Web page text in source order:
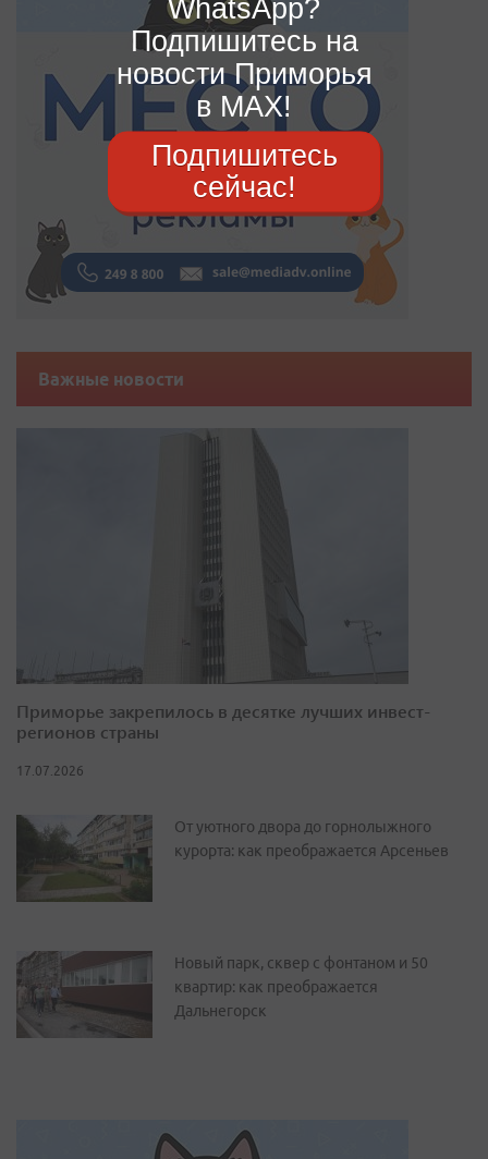
Важные новости
Приморье закрепилось в десятке лучших инвест-
регионов страны
17.07.2026
От уютного двора до горнолыжного
курорта: как преображается Арсеньев
Новый парк, сквер с фонтаном и 50
квартир: как преображается
Дальнегорск
WhatsApp?
Подпишитесь на
новости Приморья
в MAX!
Подпишитесь
сейчас!